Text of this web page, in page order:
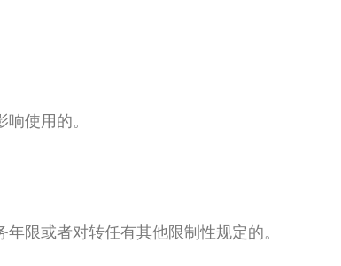
使用的。
限或者对转任有其他限制性规定的。